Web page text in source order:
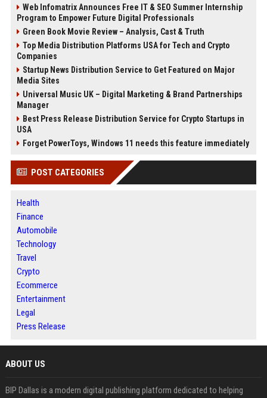
Web Infomatrix Announces Free IT & SEO Summer Internship
Program to Empower Future Digital Professionals
Green Book Movie Review – Analysis, Cast & Truth
Top Media Distribution Platforms USA for Tech and Crypto
Companies
Startup News Distribution Service to Get Featured on Major
Media Sites
Universal Music UK – Digital Marketing & Brand Partnerships
Manager
Best Press Release Distribution Service for Crypto Startups in
USA
Forget PowerToys, Windows 11 needs this feature immediately
POST CATEGORIES
Health
Finance
Automobile
Technology
Travel
Crypto
Ecommerce
Entertainment
Legal
Press Release
ABOUT US
BIP Dallas is a modern digital publishing platform dedicated to helping